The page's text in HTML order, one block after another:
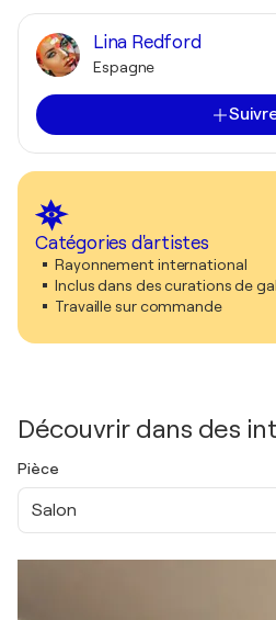
Lina Redford
Espagne
Catégories d'artistes
Rayonnement international
Inclus dans des curations de
Travaille sur commande
Découvrir dans des
Pièce
Salon